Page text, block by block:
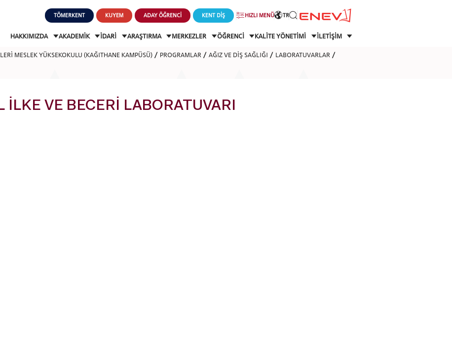
TÖMERKENT KUYEM ADAY ÖĞRENCİ KENT DİŞ HIZLI MENÜ TR
HAKKIMIZDA AKADEMİK İDARİ ARAŞTIRMA MERKEZLER ÖĞRENCİ KALİTE YÖNETİMİ İLETİŞİM
MESLEK YÜKSEKOKULU (KAĞITHANE KAMPÜSÜ) PROGRAMLAR AĞIZ VE DİŞ SAĞLIĞI LABORATUVARLAR
İLKE VE BECERİ LABORATUVARI